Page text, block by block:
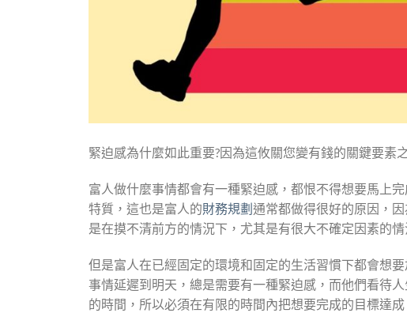
緊迫感為什麼如此重要?因為這攸關您變有錢的關鍵要素
富人做什麼事情都會有一種緊迫感，都恨不得想要馬上
特質，這也是富人的財務規劃通常都做得很好的原因，
是在摸不清前方的情況下，尤其是有很大不確定因素的
但是富人在已經固定的環境和固定的生活習慣下都會想
事情延遲到明天，總是需要有一種緊迫感，而他們看待
的時間，所以必須在有限的時間內把想要完成的目標達成